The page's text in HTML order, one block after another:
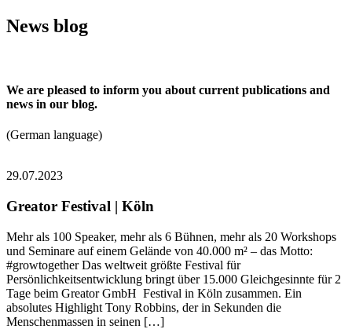
News blog
We are pleased to inform you about current publications and
news in our blog.
(German language)
29.07.2023
Greator Festival | Köln
Mehr als 100 Speaker, mehr als 6 Bühnen, mehr als 20 Workshops
und Seminare auf einem Gelände von 40.000 m² – das Motto:
#growtogether Das weltweit größte Festival für
Persönlichkeitsentwicklung bringt über 15.000 Gleichgesinnte für 2
Tage beim Greator GmbH Festival in Köln zusammen. Ein
absolutes Highlight Tony Robbins, der in Sekunden die
Menschenmassen in seinen […]